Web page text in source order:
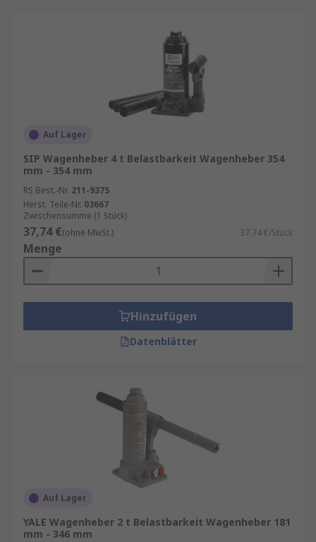
Auf Lager
SIP Wagenheber 4 t Belastbarkeit Wagenheber 354
mm - 354 mm
RS Best.-Nr. 211-9375
Herst. Teile-Nr. 03667
Zwischensumme (1 Stück)
37,74 €(ohne MwSt.) 37,74 €/Stück
Menge
Hinzufügen
Datenblätter
Auf Lager
YALE Wagenheber 2 t Belastbarkeit Wagenheber 181
mm - 346 mm